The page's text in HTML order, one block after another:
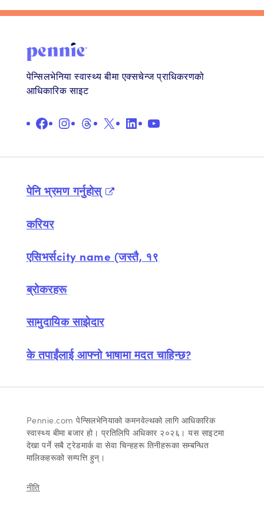
पेन्सिलभेनिया स्वास्थ्य बीमा एक्सचेन्ज प्राधिकरणको
आधिकारिक साइट
फेसबुकइन्स्टाग्राम
थ्रेड्स
X लिङ्क गरिएको छ
युट्युब
पेनि भ्रमण गर्नुहोस्
करियर
एसिभर्सcity name (जस्तै, १९
ब्रोकरहरू
सामुदायिक साझेदार
के तपाईंलाई आफ्नो भाषामा मदत चाहिन्छ?
Pennie.com पेन्सिलभेनियाको कमनवेल्थको लागि आधिकारिक
स्वास्थ्य बीमा बजार हो। प्रतिलिपि अधिकार २०२६। यस साइटमा
देखा पर्ने सबै ट्रेडमार्क वा सेवा चिन्हहरू तिनीहरूका सम्बन्धित
मालिकहरूको सम्पत्ति हुन्।
नीति